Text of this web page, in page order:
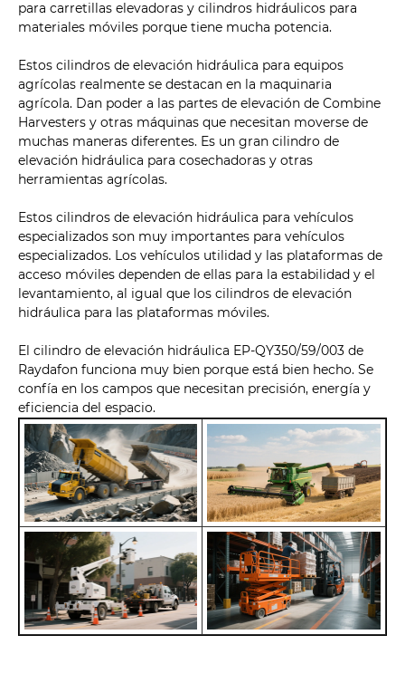
para carretillas elevadoras y cilindros hidráulicos para
materiales móviles porque tiene mucha potencia.
Estos cilindros de elevación hidráulica para equipos
agrícolas realmente se destacan en la maquinaria
agrícola. Dan poder a las partes de elevación de Combine
Harvesters y otras máquinas que necesitan moverse de
muchas maneras diferentes. Es un gran cilindro de
elevación hidráulica para cosechadoras y otras
herramientas agrícolas.
Estos cilindros de elevación hidráulica para vehículos
especializados son muy importantes para vehículos
especializados. Los vehículos utilidad y las plataformas de
acceso móviles dependen de ellas para la estabilidad y el
levantamiento, al igual que los cilindros de elevación
hidráulica para las plataformas móviles.
El cilindro de elevación hidráulica EP-QY350/59/003 de
Raydafon funciona muy bien porque está bien hecho. Se
confía en los campos que necesitan precisión, energía y
eficiencia del espacio.